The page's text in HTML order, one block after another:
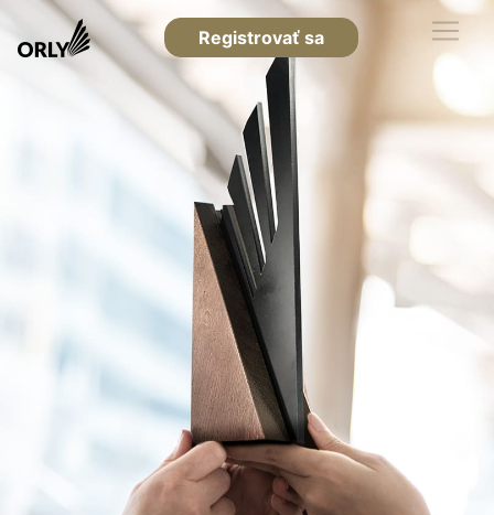
Registrovať sa